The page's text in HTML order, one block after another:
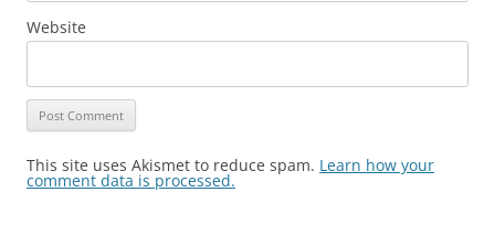
Website
This site uses Akismet to reduce spam. Learn how your
comment data is processed.